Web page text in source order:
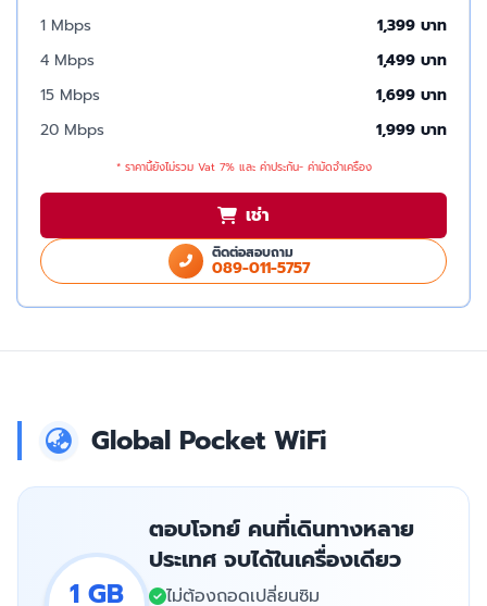
1 Mbps
1,399 บาท
4 Mbps
1,499 บาท
15 Mbps
1,699 บาท
20 Mbps
1,999 บาท
* ราคานี้ยังไม่รวม Vat 7% และ ค่าประกัน- ค่ามัดจำเครื่อง
เช่า
ติดต่อสอบถาม
089-011-5757
Global Pocket WiFi
1 GB
ตอบโจทย์ คนที่เดินทางหลาย
ประเทศ จบได้ในเครื่องเดียว
ไม่ต้องถอดเปลี่ยนซิม